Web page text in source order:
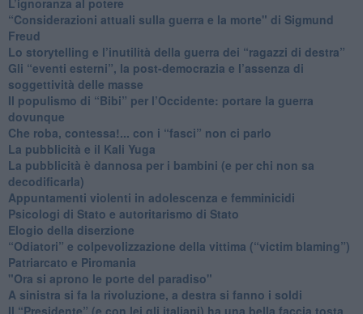
​“Considerazioni attuali sulla guerra e la morte" di Sigmund
Freud
​Lo storytelling e l’inutilità della guerra dei “ragazzi di destra”
​Gli “eventi esterni”, la post-democrazia e l’assenza di
soggettività delle masse
​Il populismo di “Bibi” per l’Occidente: portare la guerra
dovunque
​Che roba, contessa!... con i “fasci” non ci parlo
La pubblicità e il Kali Yuga
​La pubblicità è dannosa per i bambini (e per chi non sa
decodificarla)
​Appuntamenti violenti in adolescenza e femminicidi
​Psicologi di Stato e autoritarismo di Stato
Elogio della diserzione
“Odiatori” e colpevolizzazione della vittima (“victim blaming”)
​Patriarcato e Piromania
"Ora si aprono le porte del paradiso"
​A sinistra si fa la rivoluzione, a destra si fanno i soldi
​Il “Presidente” (e con lei gli italiani) ha una bella faccia tosta